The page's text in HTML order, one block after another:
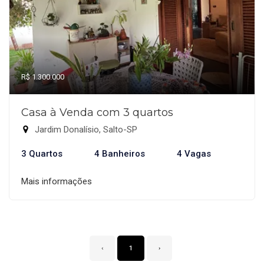
R$ 1.300.000
Casa à Venda com 3 quartos
Jardim Donalísio, Salto-SP
3 Quartos 4 Banheiros 4 Vagas
Mais informações
‹ 1 ›